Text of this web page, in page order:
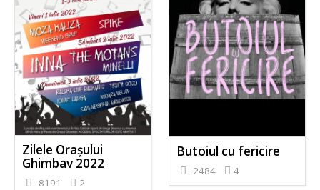
Zilele Orașului
Ghimbav 2022
8191 2
Butoiul cu fericire
2484 4